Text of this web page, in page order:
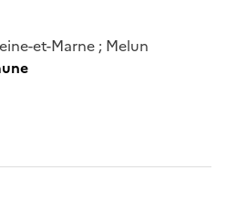
et-Marne ; Melun